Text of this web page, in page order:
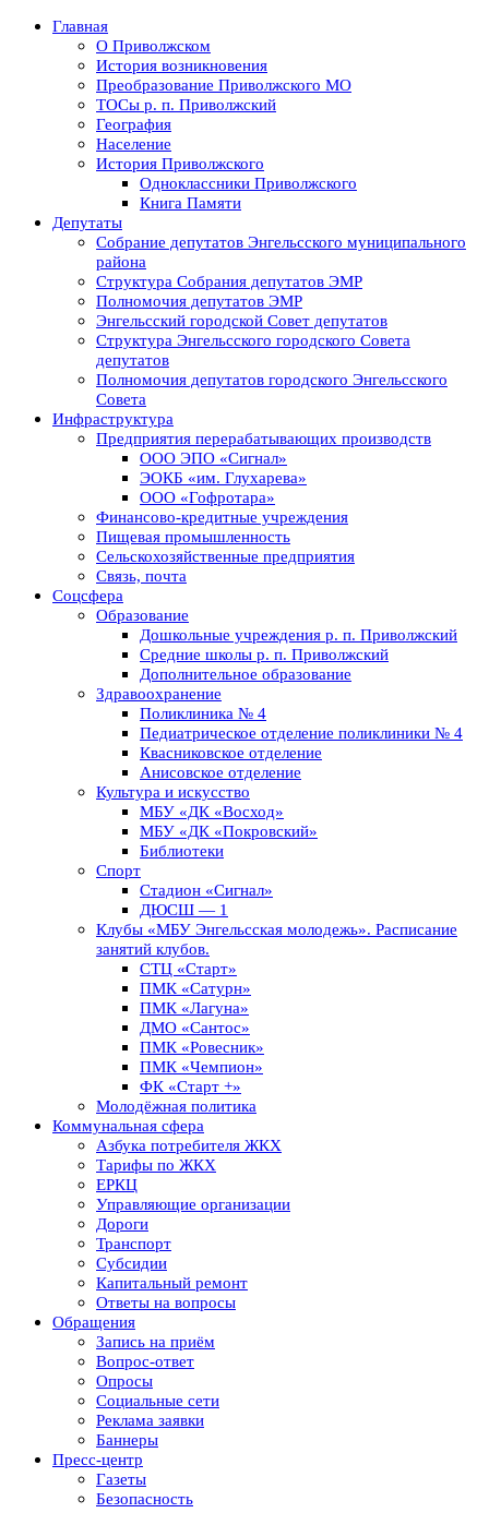
Главная
О Приволжском
История возникновения
Преобразование Приволжского МО
ТОСы р. п. Приволжский
География
Население
История Приволжского
Одноклассники Приволжского
Книга Памяти
Депутаты
Собрание депутатов Энгельсского муниципального
района
Структура Собрания депутатов ЭМР
Полномочия депутатов ЭМР
Энгельсский городской Совет депутатов
Структура Энгельсского городского Совета
депутатов
Полномочия депутатов городского Энгельсского
Совета
Инфраструктура
Предприятия перерабатывающих производств
ООО ЭПО «Сигнал»
ЭОКБ «им. Глухарева»
ООО «Гофротара»
Финансово-кредитные учреждения
Пищевая промышленность
Сельскохозяйственные предприятия
Связь, почта
Соцсфера
Образование
Дошкольные учреждения р. п. Приволжский
Средние школы р. п. Приволжский
Дополнительное образование
Здравоохранение
Поликлиника № 4
Педиатрическое отделение поликлиники № 4
Квасниковское отделение
Анисовское отделение
Культура и искусство
МБУ «ДК «Восход»
МБУ «ДК «Покровский»
Библиотеки
Спорт
Стадион «Сигнал»
ДЮСШ — 1
Клубы «МБУ Энгельсская молодежь». Расписание
занятий клубов.
СТЦ «Старт»
ПМК «Сатурн»
ПМК «Лагуна»
ДМО «Сантос»
ПМК «Ровесник»
ПМК «Чемпион»
ФК «Старт +»
Молодёжная политика
Коммунальная сфера
Азбука потребителя ЖКХ
Тарифы по ЖКХ
ЕРКЦ
Управляющие организации
Дороги
Транспорт
Субсидии
Капитальный ремонт
Ответы на вопросы
Обращения
Запись на приём
Вопрос-ответ
Опросы
Социальные сети
Реклама заявки
Баннеры
Пресс-центр
Газеты
Безопасность